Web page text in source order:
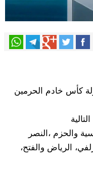
دور ال 16من بطولة كأس خادم الحرمين
والحزم ،النصر
الرياض والفتح،